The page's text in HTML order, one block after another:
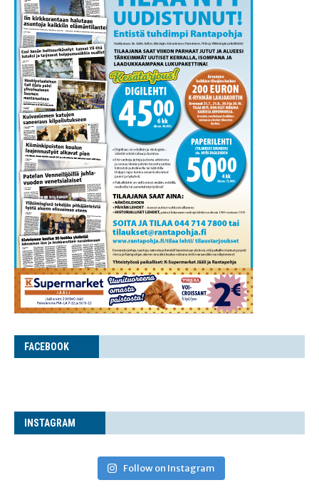
FACE­BOOK
INS­TA­GRAM
Follow on Instagram